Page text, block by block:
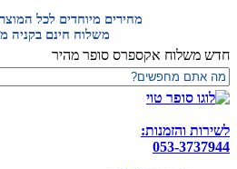
מחירים מיוחדים לכל
משלוח חינם בקניה מעל
חדש משלוח אקספרס סופר מהיר
לשירות והזמנות:
053-3737944